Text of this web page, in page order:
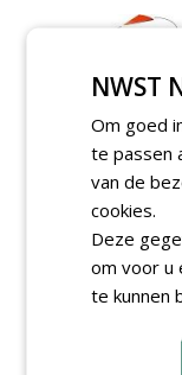
NWST
Om goed
te passen
van de
cookies.
Deze
om voor u
te kunnen